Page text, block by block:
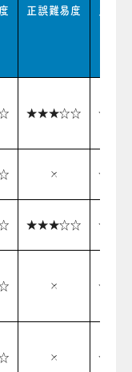
正誤難易度
★★★☆☆
×
★★★☆☆
×
×